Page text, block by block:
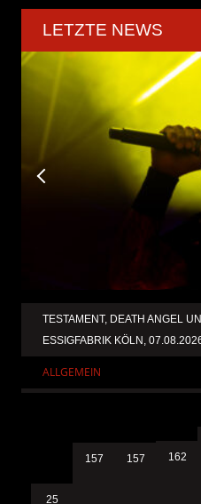
LETZTE NEWS
TESTAMENT, DEATH ANGEL
ESSIGFABRIK KÖLN,
ALLGEMEIN
25
157 157 162